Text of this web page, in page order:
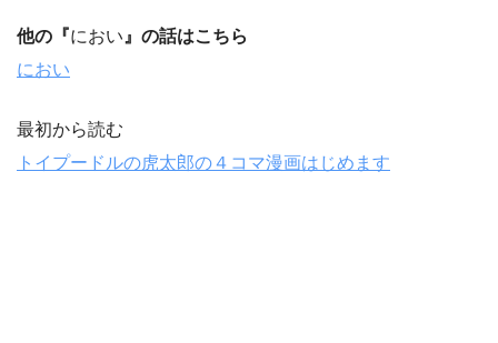
他の『におい 』の話はこちら
におい
最初から読む
トイプードルの虎太郎の４コマ漫画はじめます